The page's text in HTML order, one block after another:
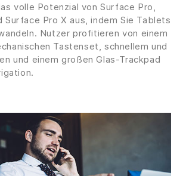
volle Potenzial von Surface Pro,
Surface Pro X aus, indem Sie Tablets
Nutzer profitieren von einem
Tastenset, schnellem und
und einem großen Glas-Trackpad